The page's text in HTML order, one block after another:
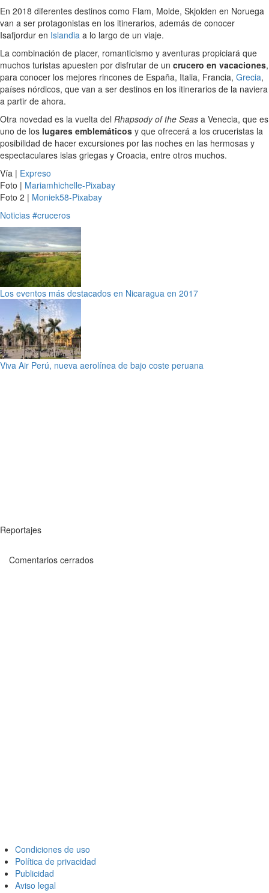
En 2018 diferentes destinos como Flam, Molde, Skjolden en Noruega
van a ser protagonistas en los itinerarios, además de conocer
Isafjordur en Islandia a lo largo de un viaje.
La combinación de placer, romanticismo y aventuras propiciará que
muchos turistas apuesten por disfrutar de un crucero en vacaciones,
para conocer los mejores rincones de España, Italia, Francia, Grecia,
países nórdicos, que van a ser destinos en los itinerarios de la naviera
a partir de ahora.
Otra novedad es la vuelta del Rhapsody of the Seas a Venecia, que es
uno de los lugares emblemáticos y que ofrecerá a los cruceristas la
posibilidad de hacer excursiones por las noches en las hermosas y
espectaculares islas griegas y Croacia, entre otros muchos.
Vía | Expreso
Foto | Mariamhichelle-Pixabay
Foto 2 | Moniek58-Pixabay
Noticias #cruceros
Los eventos más destacados en Nicaragua en 2017
Viva Air Perú, nueva aerolínea de bajo coste peruana
Reportajes
Comentarios cerrados
Condiciones de uso
Política de privacidad
Publicidad
Aviso legal